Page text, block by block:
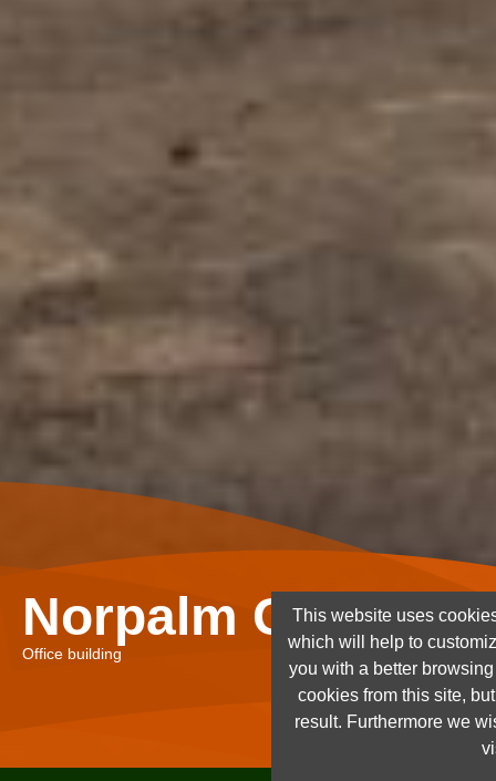
Norpalm Ghana
Office building
This website uses
which will help to
you with a better
cookies from this site,
result. Furthermore we